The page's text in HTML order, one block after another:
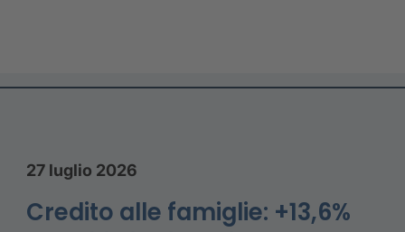
27 luglio 2026
Credito alle famiglie: +13,6%